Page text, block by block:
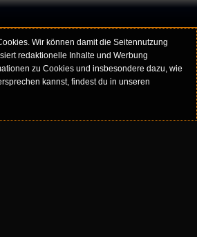
Wir können damit die Seitennutzung
redaktionelle Inhalte und Werbung
zu Cookies und insbesondere dazu, wie
kannst, findest du in unseren